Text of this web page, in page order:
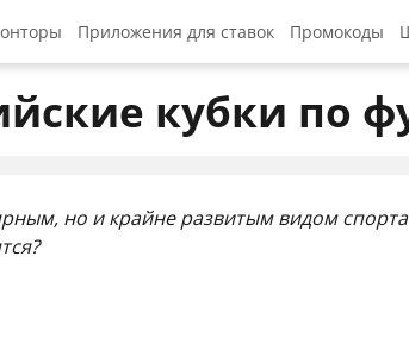
Приложения для ставок Промокоды
Промокод
Betwinner
кубки по
но и крайне развитым видом